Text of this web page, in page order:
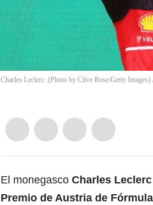
Charles Leclerc. (Photo by Clive Rose/Getty Images)
El monegasco Charles
Premio de Austria de